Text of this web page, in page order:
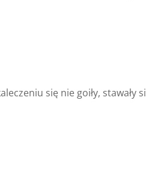
się nie goiły, stawały